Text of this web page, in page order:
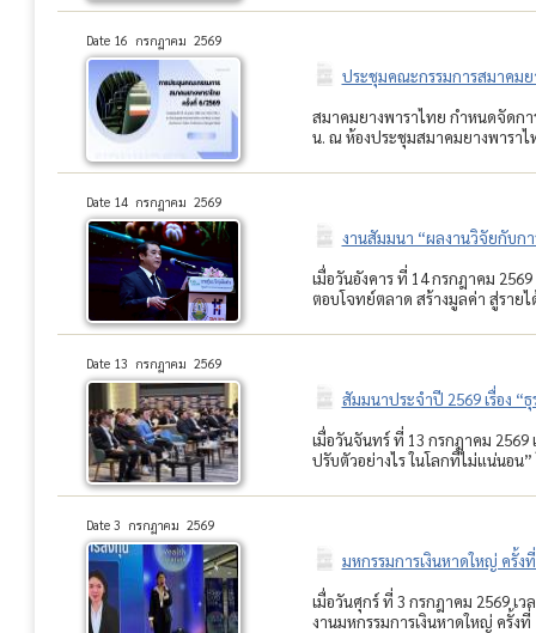
Date 16 กรกฏาคม 2569
ประชุมคณะกรรมการสมาคมย
สมาคมยางพาราไทย กำหนดจัดกา
น. ณ ห้องประชุมสมาคมยางพารา
Date 14 กรกฏาคม 2569
งานสัมมนา “ผลงานวิจัยกับก
เมื่อวันอังคาร ที่ 14 กรกฎาคม
ตอบโจทย์ตลาด สร้างมูลค่า สู่รายไ
Date 13 กรกฏาคม 2569
สัมมนาประจำปี 2569 เรื่อง “
เมื่อวันจันทร์ ที่ 13 กรกฎาคม 2569
ปรับตัวอย่างไร ในโลกที่ไม่แน่นอน
Date 3 กรกฏาคม 2569
มหกรรมการเงินหาดใหญ่ ครั้งที่
เมื่อวันศุกร์ ที่ 3 กรกฎาคม 2569 เ
งานมหกรรมการเงินหาดใหญ่ ครั้งที่